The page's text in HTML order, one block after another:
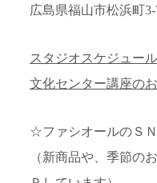
広島県福山市松浜町3-
スタジオスケジュー
文化センター講座の
☆ファシオールのＳ
（新商品や、季節の